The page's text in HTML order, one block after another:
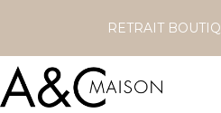
RETRAIT